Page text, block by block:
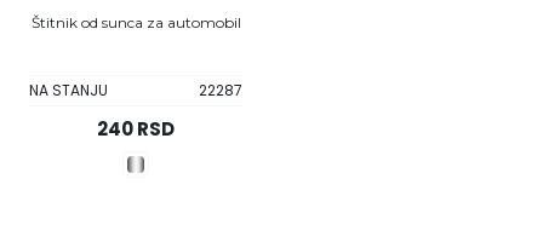
Štitnik od sunca za automobil
NA STANJU 22287
240 RSD